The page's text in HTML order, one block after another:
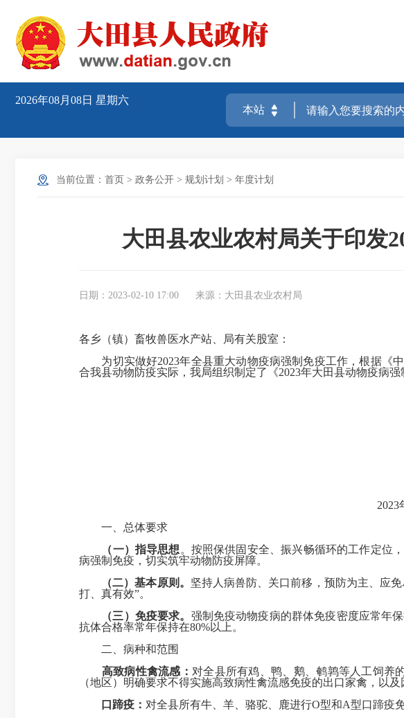
2026年08月08日 星期六
当前位置： 首页 > 政务公开 > 规划计划 > 年度计划
大田县农业农村局关于印发
日期：2023-02-10 17:00 来源：大田县农业农村局
各乡（镇）畜牧兽医水产站、局有关股室：
为切实做好2023年全县重大动物疫病强制免疫工作，根据《
合我县动物防疫实际，我局组织制定了《2023年大田县动物疫病
2023
一、总体要求
（一）指导思想 。按照保供固安全、振兴畅循环的工作定位
病强制免疫，切实筑牢动物防疫屏障。
（二）基本原则。 坚持人病兽防、关口前移，预防为主、应
打、真有效”。
（三）免疫要求。 强制免疫动物疫病的群体免疫密度应常年
抗体合格率常年保持在80%以上。
二、病种和范围
高致病性禽流感： 对全县所有鸡、鸭、鹅、鹌鹑等人工饲养
（地区）明确要求不得实施高致病性禽流感免疫的出口家禽，以
口蹄疫： 对全县所有牛、羊、骆驼、鹿进行O型和A型口蹄疫